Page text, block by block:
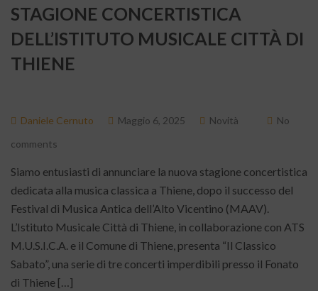
STAGIONE CONCERTISTICA
DELL’ISTITUTO MUSICALE CITTÀ DI
THIENE
Daniele Cernuto Maggio 6, 2025 Novità
No
comments
Siamo entusiasti di annunciare la nuova stagione concertistica
dedicata alla musica classica a Thiene, dopo il successo del
Festival di Musica Antica dell’Alto Vicentino (MAAV).
L’Istituto Musicale Città di Thiene, in collaborazione con ATS
M.U.S.I.C.A. e il Comune di Thiene, presenta “Il Classico
Sabato”, una serie di tre concerti imperdibili presso il Fonato
di Thiene […]